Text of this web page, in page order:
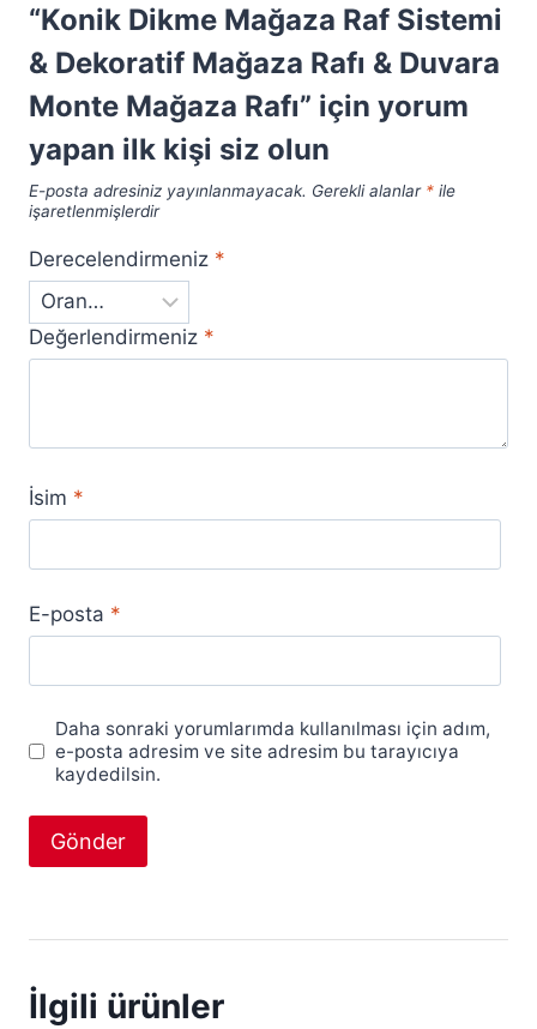
“Konik Dikme Mağaza Raf Sistemi
& Dekoratif Mağaza Rafı & Duvara
Monte Mağaza Rafı” için yorum
yapan ilk kişi siz olun
E-posta adresiniz yayınlanmayacak. Gerekli alanlar * ile
işaretlenmişlerdir
Derecelendirmeniz *
Değerlendirmeniz *
İsim *
E-posta *
Daha sonraki yorumlarımda kullanılması için adım,
e-posta adresim ve site adresim bu tarayıcıya
kaydedilsin.
İlgili ürünler